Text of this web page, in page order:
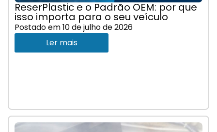
ReserPlastic e o Padrão OEM: por que
isso importa para o seu veículo
Postado em10 de julho de 2026
Ler mais